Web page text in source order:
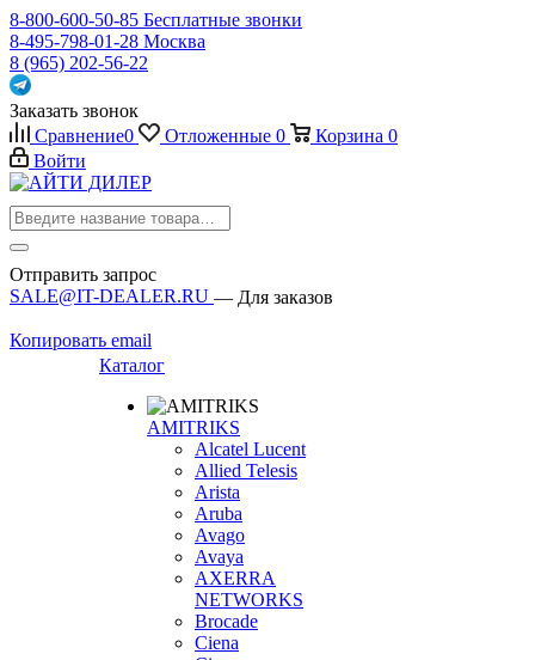
8-800-600-50-85 Бесплатные звонки
8-495-798-01-28 Москва
8 (965) 202-56-22
Заказать звонок
Сравнение0 Отложенные 0 Корзина 0
Войти
Отправить запрос
SALE@IT-DEALER.RU — Для заказов
Копировать email
Каталог
AMITRIKS
Alcatel Lucent
Allied Telesis
Arista
Aruba
Avago
Avaya
AXERRA
NETWORKS
Brocade
Ciena